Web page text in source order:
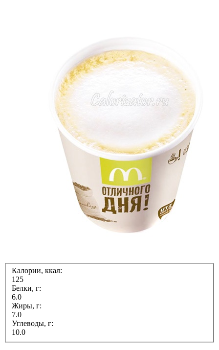
Калории, ккал:
125
Белки, г:
6.0
Жиры, г:
7.0
Углеводы, г:
10.0